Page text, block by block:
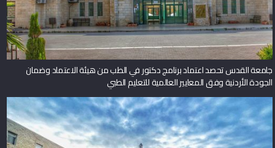
جامعة القدس تحصد اعتماد برنامج دكتور في الطب من هيئة الاعتماد وضمان
الجودة الأردنية وفق المعايير العالمية للتعليم الطبي